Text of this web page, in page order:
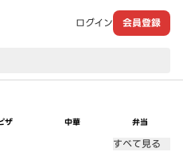
ログイン 会員登録
ザ 中華 弁当
すべて見る